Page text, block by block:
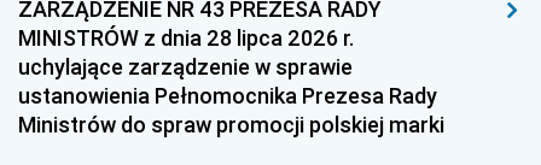
ZARZĄDZENIE NR 43 PREZESA RADY
MINISTRÓW z dnia 28 lipca 2026 r.
uchylające zarządzenie w sprawie
ustanowienia Pełnomocnika Prezesa Rady
Ministrów do spraw promocji polskiej marki